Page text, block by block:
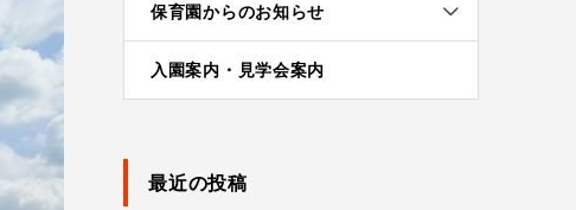
保育園からのお知らせ
入園案内・見学会案内
最近の投稿